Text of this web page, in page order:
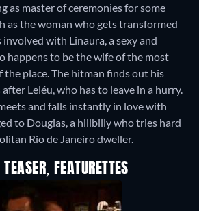
as master of ceremonies for some
as the woman who gets transformed
with Linaura, a sexy and
happens to be the wife of the most
place. The hitman finds out his
Leléu, who has to leave in a hurry.
and falls instantly in love with
to Douglas, a hillbilly who tries hard
Rio de Janeiro dweller.
FEATURETTES